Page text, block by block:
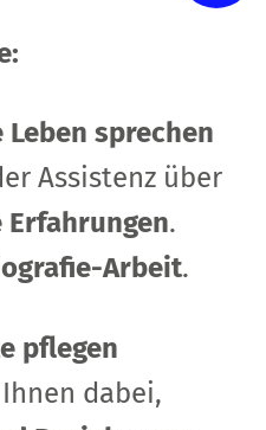
Leben sprechen
Assistenz über
Erfahrungen.
Arbeit.
pflegen
dabei,